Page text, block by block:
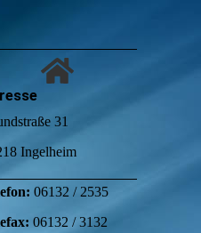
31
Ingelheim
06132 / 2535
06132 / 3132